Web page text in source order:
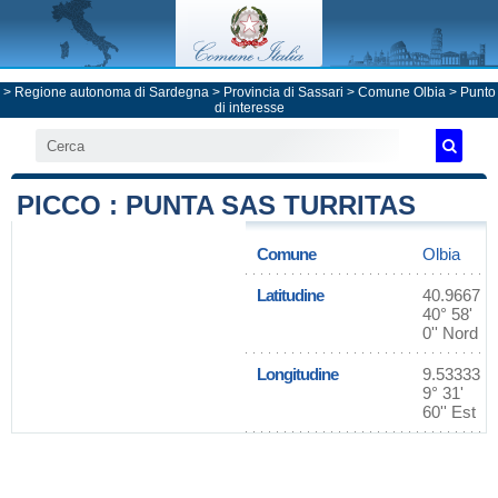
> Regione autonoma di Sardegna> Provincia di Sassari > Comune Olbia> Punto
di interesse
PICCO : PUNTA SAS TURRITAS
Comune Olbia
Latitudine
40.9667
40° 58'
0'' Nord
Longitudine
9.53333
9° 31'
60'' Est